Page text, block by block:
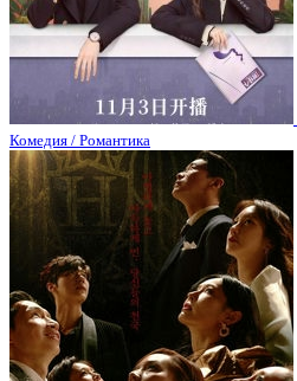
Комедия / Романтика